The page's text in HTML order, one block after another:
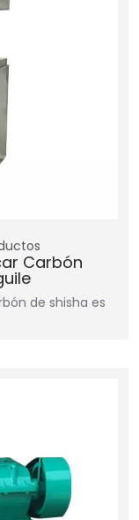
Carbón
de shisha es